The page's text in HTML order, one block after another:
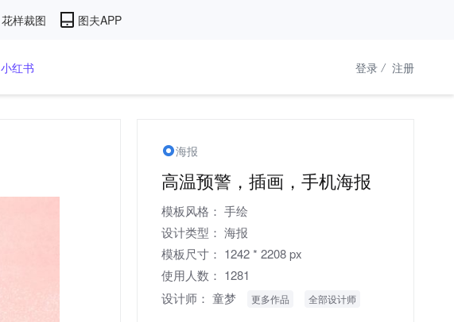
花样裁图 图夫APP
小红书 登录 / 注册
海报
高温预警，插画，手机海报
模板风格： 手绘
设计类型： 海报
模板尺寸： 1242 * 2208 px
使用人数： 1281
设计师： 童梦 更多作品 全部设计师